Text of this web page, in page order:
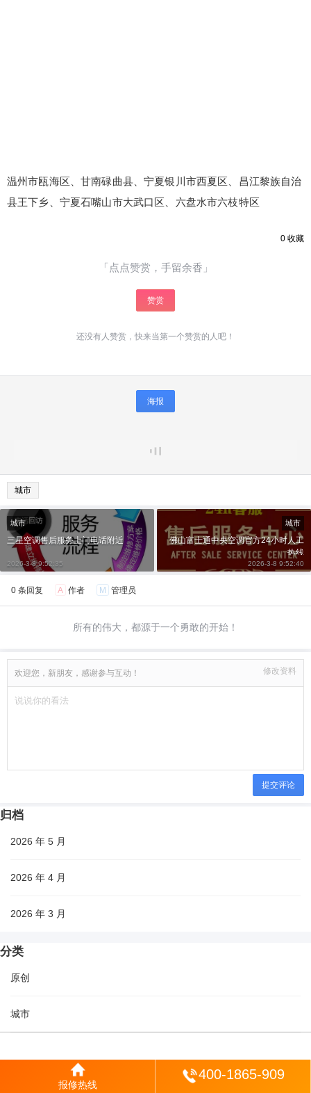
温州市瓯海区、甘南碌曲县、宁夏银川市西夏区、昌江黎族自治
县王下乡、宁夏石嘴山市大武口区、六盘水市六枝特区
0 收藏
「点点赞赏，手留余香」
赞赏
还没有人赞赏，快来当第一个赞赏的人吧！
海报
城市
城市
三星空调售后服务上门电话附近
2026-3-8 9:52:35
城市
佛山富士通中央空调官方24小时人工
热线
2026-3-8 9:52:40
0 条回复 A 作者 M 管理员
所有的伟大，都源于一个勇敢的开始！
欢迎您，新朋友，感谢参与互动！ 修改资料
提交评论
归档
2026 年 5 月
2026 年 4 月
2026 年 3 月
分类
原创
城市
报修热线
400-1865-909